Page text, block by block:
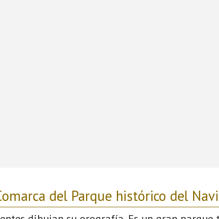
del Parque histórico del